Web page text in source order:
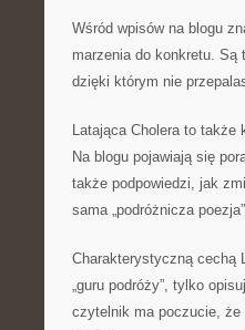
Wśród wpisów na blogu
marzenia do konkretu.
dzięki którym nie
Latająca Cholera to
Na blogu pojawiają się
także podpowiedzi, jak
sama „podróżnicza
Charakterystyczną cechą
„guru podróży”, tylko
czytelnik ma poczucie,